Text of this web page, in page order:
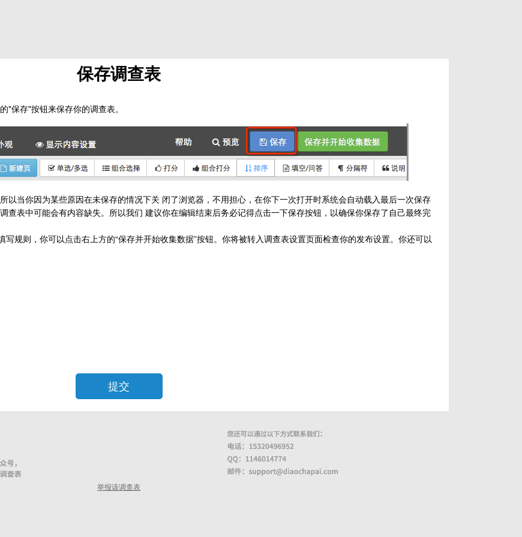
保存调查表
"保存"按钮来保存你的调查表。
以当你因为某些原因在未保存的情况下关 闭了浏览器，不用担心，在你下一次打开时系统会自动载入最后一次保存
查表中可能会有内容缺失。所以我们 建议你在编辑结束后务必记得点击一下保存按钮，以确保你保存了自己最终完
规则，你可以点击右上方的“保存并开始收集数据”按钮。你将被转入调查表设置页面检查你的发布设置。你还可以
提交
举报该调查表